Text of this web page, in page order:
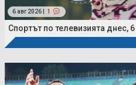
6 авг 2026 | 1
Спортът по телевизията днес, 6